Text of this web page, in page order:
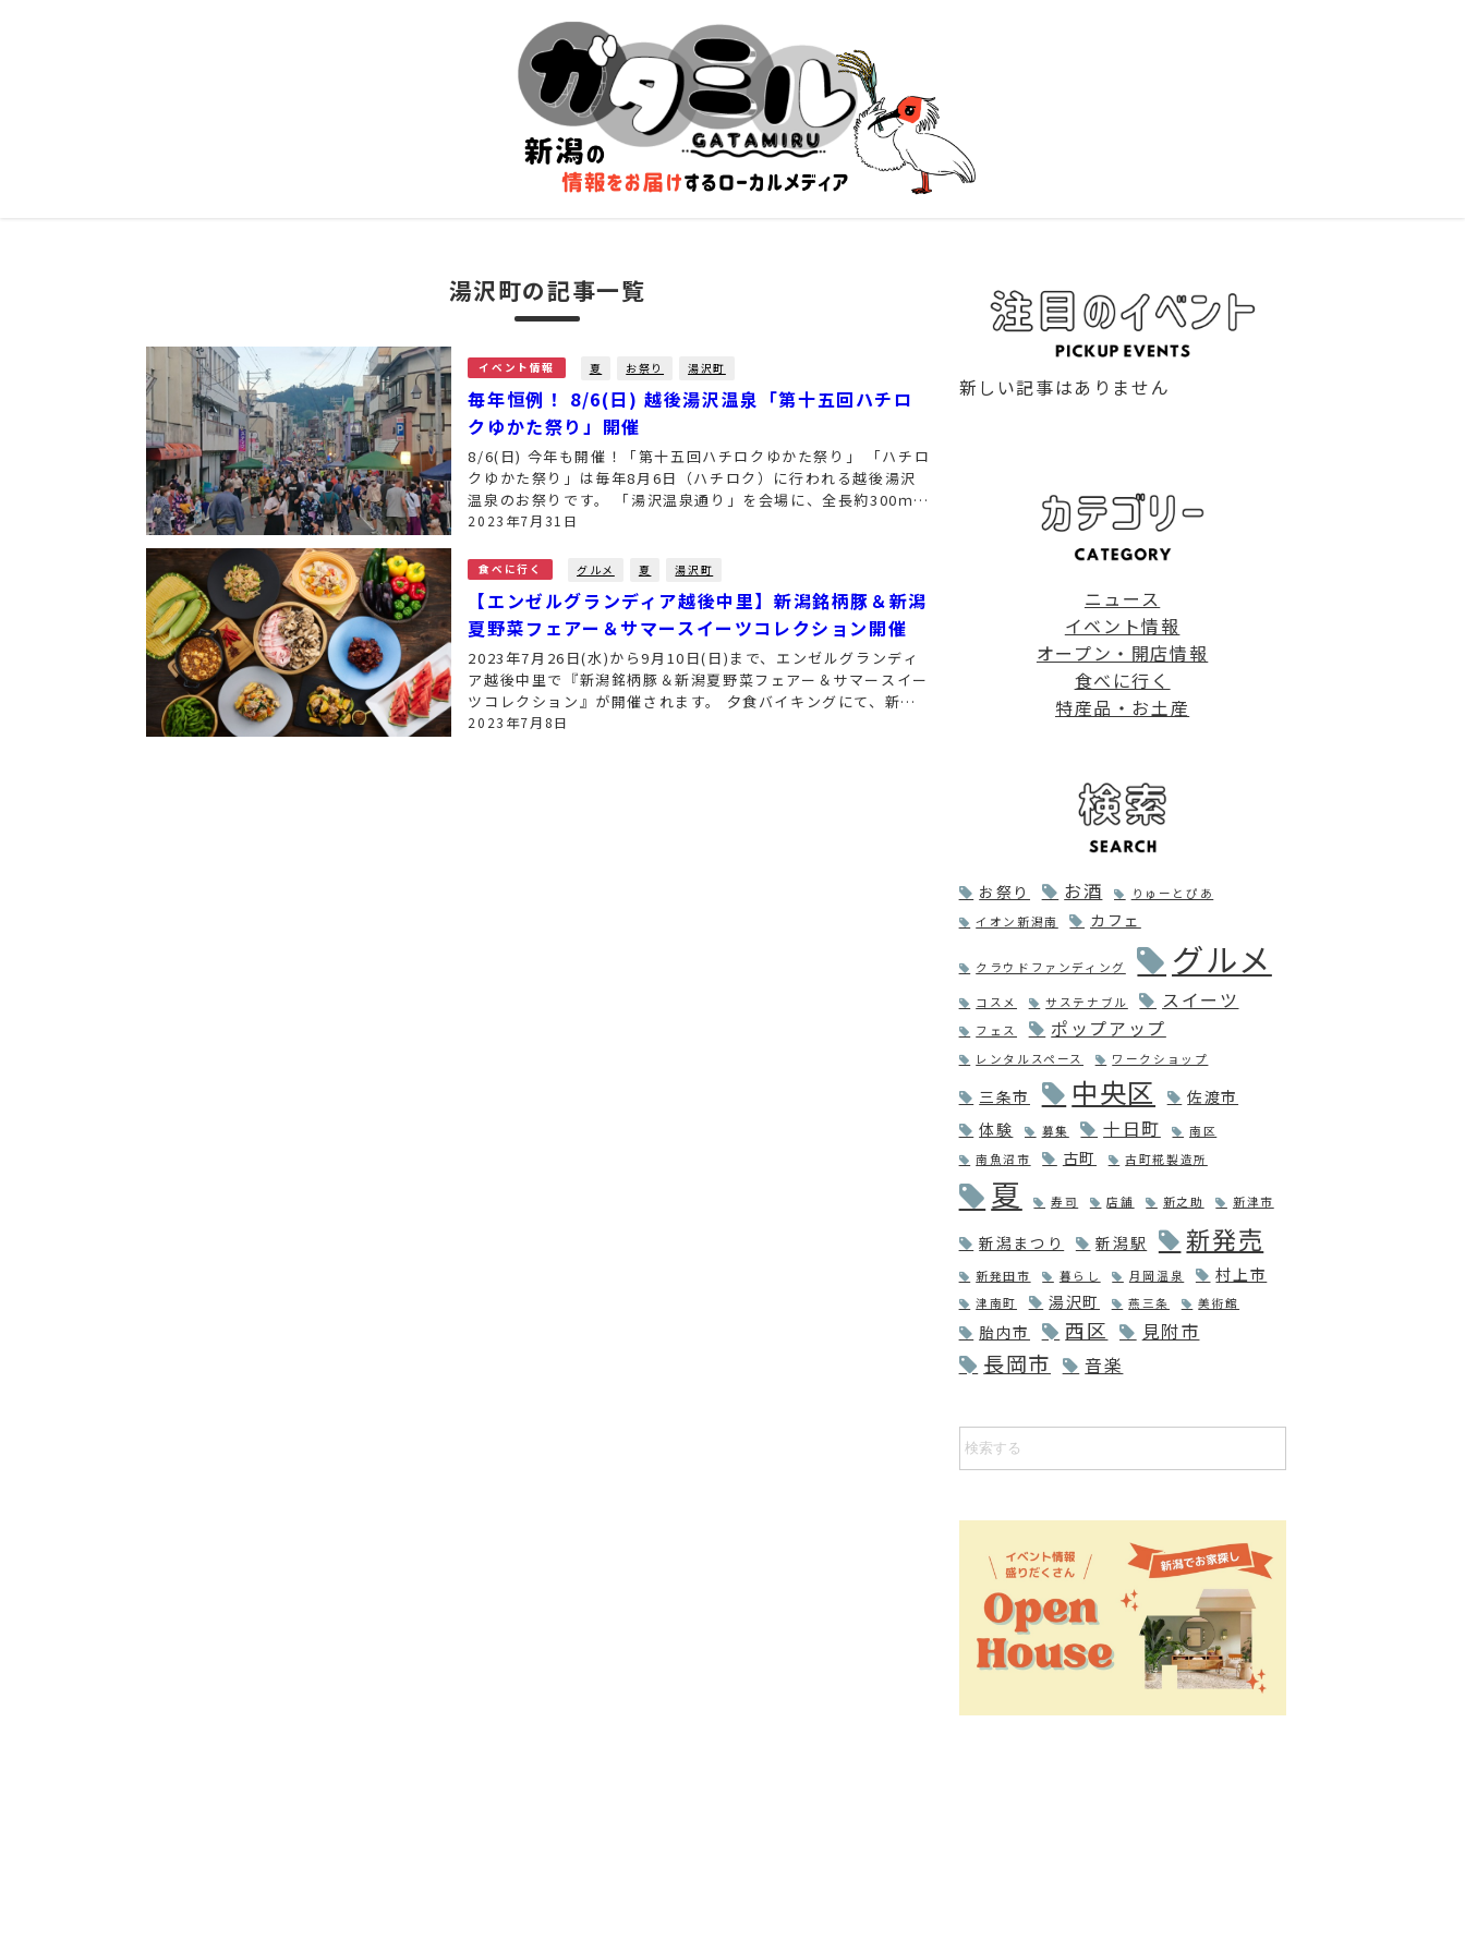
湯沢町の記事一覧
イベント情報 夏 お祭り 湯沢町
毎年恒例！ 8/6(日) 越後湯沢温泉「第十五回ハチロ
クゆかた祭り」開催
2023年7月31日
8/6(日) 今年も開催！「第十五回ハチロクゆかた祭り」 「ハチロ
クゆかた祭り」は毎年8月6日（ハチロク）に行われる越後湯沢
温泉のお祭りです。 「湯沢温泉通り」を会場に、全長約300ｍに
わたって夜店が並び、音楽ライブやダンス、お楽しみ抽選会な
食べに行く グルメ 夏 湯沢町
【エンゼルグランディア越後中里】新潟銘柄豚＆新潟
夏野菜フェアー＆サマースイーツコレクション開催
2023年7月8日
2023年7月26日(水)から9月10日(日)まで、エンゼルグランディ
ア越後中里で『新潟銘柄豚＆新潟夏野菜フェアー＆サマースイー
ツコレクション』が開催されます。 夕食バイキングにて、新潟
県を代表する銘柄豚と夏野菜が取り揃えられたメニューをお楽し
新しい記事はありません
ニュース
イベント情報
オープン・開店情報
食べに行く
特産品・お土産
お祭り お酒
りゅーとぴあ
イオン新潟南
カフェ
クラウドファンディング グルメ
コスメ サステナブル スイーツ
フェス ポップアップ
レンタルスペース ワークショップ
三条市 中央区
佐渡市
体験
募集 十日町
南区
南魚沼市
古町 古町糀製造所
夏 寿司 店舗 新之助 新津市
新潟まつり 新潟駅 新発売
新発田市 暮らし 月岡温泉 村上市
津南町 湯沢町 燕三条 美術館
胎内市 西区 見附市
長岡市 音楽